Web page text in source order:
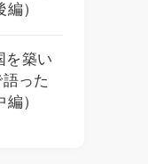
）
を築い
った
）